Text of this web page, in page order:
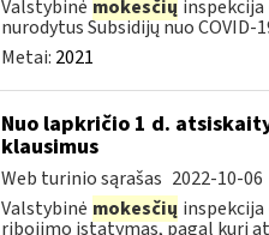
Valstybinė mokesčių
nurodytus Subsidijų nuo COVID-
Metai: 2021
Nuo lapkričio 1 d.
klausimus
Web turinio sąrašas 2022-10-06
Valstybinė mokesčių
ribojimo įstatymas, pagal kurį